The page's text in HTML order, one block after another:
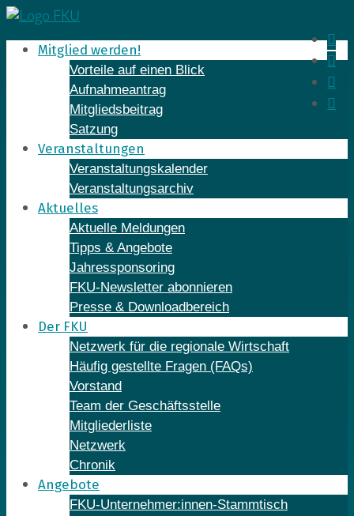
Skip
to
contentMitglied werden!
Vorteile auf einen Blick
Aufnahmeantrag
Mitgliedsbeitrag
Satzung
Veranstaltungen
Veranstaltungskalender
Veranstaltungsarchiv
Aktuelles
Aktuelle Meldungen
Tipps & Angebote
Jahressponsoring
FKU-Newsletter abonnieren
Presse & Downloadbereich
Der FKU
Netzwerk für die regionale Wirtschaft
Häufig gestellte Fragen (FAQs)
Vorstand
Team der Geschäftsstelle
Mitgliederliste
Netzwerk
Chronik
Angebote
FKU-Unternehmer:innen-Stammtisch